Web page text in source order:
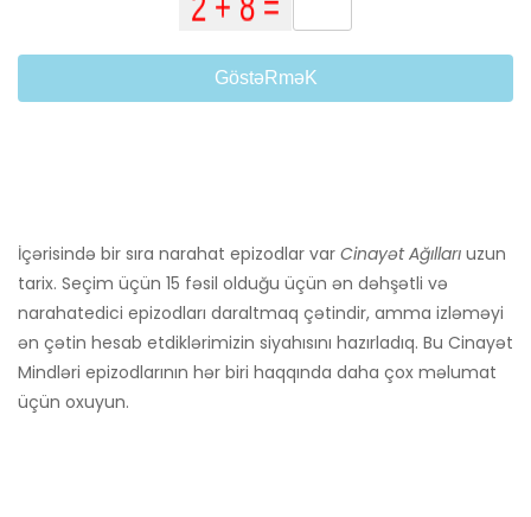
GöstəRməK
İçərisində bir sıra narahat epizodlar var Cinayət Ağılları uzun
tarix. Seçim üçün 15 fəsil olduğu üçün ən dəhşətli və
narahatedici epizodları daraltmaq çətindir, amma izləməyi
ən çətin hesab etdiklərimizin siyahısını hazırladıq. Bu Cinayət
Mindləri epizodlarının hər biri haqqında daha çox məlumat
üçün oxuyun.